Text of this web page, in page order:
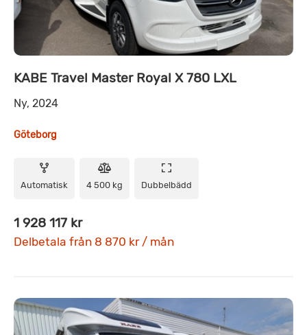
KABE Travel Master Royal X 780 LXL
Ny, 2024
Göteborg
Automatisk 4 500 kg Dubbelbädd
1 928 117 kr
Delbetala från 8 870 kr / mån